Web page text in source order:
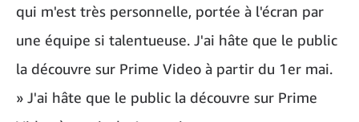
qui m'est très personnelle, portée à l'écran par
une équipe si talentueuse. J'ai hâte que le public
la découvre sur Prime Video à partir du 1er mai.
» J'ai hâte que le public la découvre sur Prime